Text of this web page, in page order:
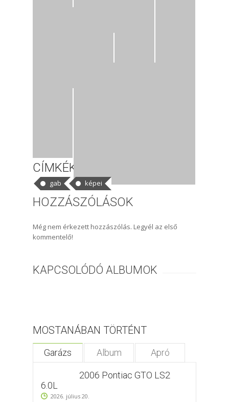
CÍMKÉK
gab képei
HOZZÁSZÓLÁSOK
Még nem érkezett hozzászólás. Legyél az első
kommentelő!
KAPCSOLÓDÓ ALBUMOK
MOSTANÁBAN TÖRTÉNT
Garázs Album Apró
2006 Pontiac GTO LS2
6.0L
2026. július 20.